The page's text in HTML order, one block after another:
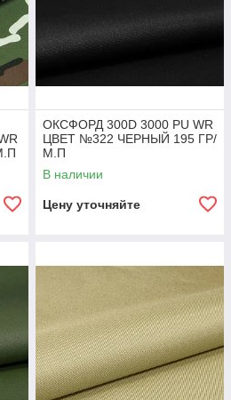
ОКСФОРД 300D 3000 PU WR
ЦВЕТ №322 ЧЕРНЫЙ 195 ГР/
М.П
В наличии
Цену уточняйте